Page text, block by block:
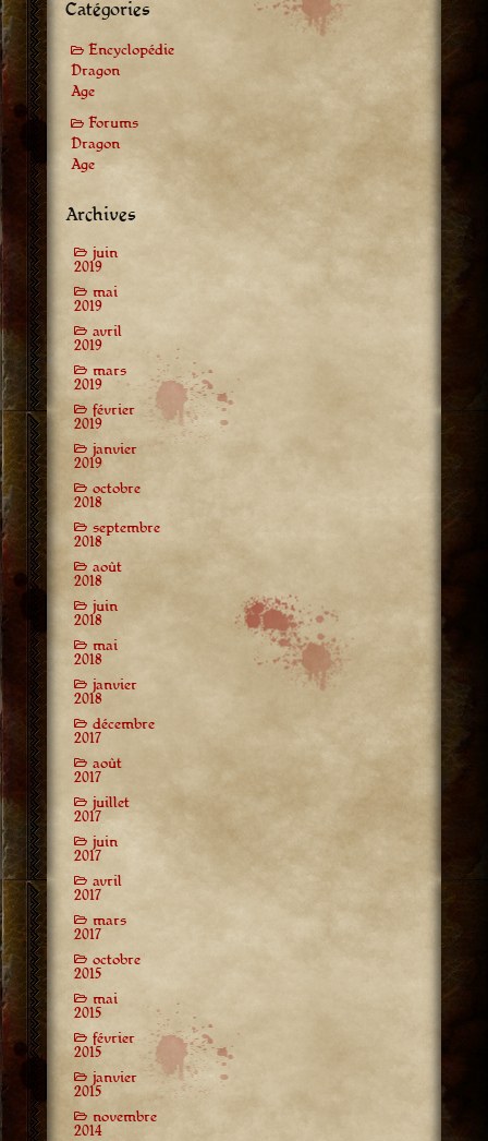
Catégories
Encyclopédie
Dragon
Age
Forums
Dragon
Age
Archives
juin
2019
mai
2019
avril
2019
mars
2019
février
2019
janvier
2019
octobre
2018
septembre
2018
août
2018
juin
2018
mai
2018
janvier
2018
décembre
2017
août
2017
juillet
2017
juin
2017
avril
2017
mars
2017
octobre
2015
mai
2015
février
2015
janvier
2015
novembre
2014